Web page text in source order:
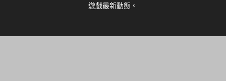
遊戲最新動態。